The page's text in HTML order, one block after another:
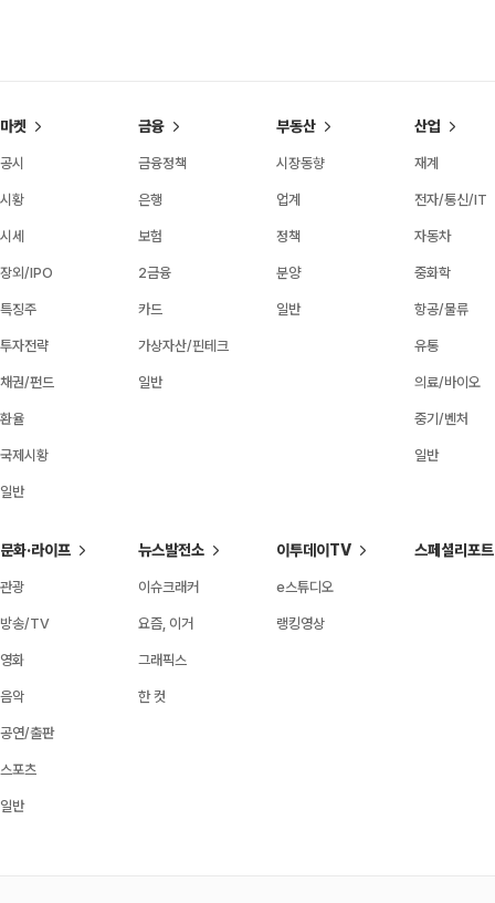
마켓
공시
시황
시세
장외/IPO
특징주
투자전략
채권/펀드
환율
국제시황
일반
금융
금융정책
은행
보험
2금융
카드
가상자산/핀테크
일반
부동산
시장동향
업계
정책
분양
일반
산업
재계
전자/통신/IT
자동차
중화학
항공/물류
유통
의료/바이오
중기/벤처
일반
문화·라이프
관광
방송/TV
영화
음악
공연/출판
스포츠
일반
뉴스발전소
이슈크래커
요즘, 이거
그래픽스
한 컷
이투데이TV
e스튜디오
랭킹영상
스페셜리포트